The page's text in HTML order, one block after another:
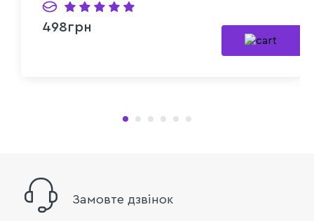
498грн
Замовте дзвінок